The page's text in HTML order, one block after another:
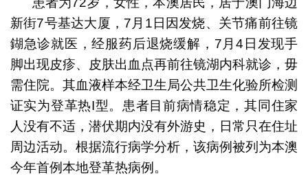
新街7号基达大厦，7月1日因发烧、关节痛前往镜
鍸急诊就医，经服药后退烧缓解，7月4日发现手
脚出现皮疹、皮肤出血点再前往镜湖内科就诊，毋
需住院。其血液样本经卫生局公共卫生化验所检测
证实为登革热I型。患者目前病情稳定，其同住家
人没有不适，潜伏期内没有外游史，日常只在住址
周边活动。根据流行病学分析，该病例被列为本澳
今年首例本地登革热病例。